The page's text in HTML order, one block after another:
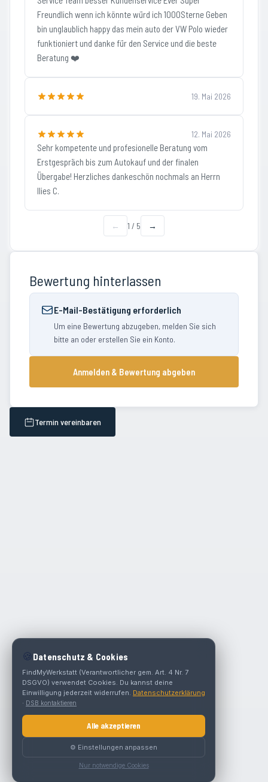
Freundlich wenn ich könnte würd ich 1000Sterne Geben
bin unglaublich happy das mein auto der VW Polo wieder
funktioniert und danke für den Service und die beste
Beratung ❤️
19. Mai 2026
12. Mai 2026
Sehr kompetente und profesionelle Beratung vom
Erstgespräch bis zum Autokauf und der finalen
Übergabe! Herzliches dankeschön nochmals an Herrn
Ilies C.
← 1 / 5 →
Bewertung hinterlassen
E-Mail-Bestätigung erforderlich
Um eine Bewertung abzugeben, melden Sie sich
bitte an oder erstellen Sie ein Konto.
Anmelden & Bewertung abgeben
Termin vereinbaren
🍪 Datenschutz & Cookies
FindMyWerkstatt (Verantwortlicher gem. Art. 4 Nr. 7
DSGVO) verwendet Cookies. Du kannst deine
Einwilligung jederzeit widerrufen. Datenschutzerklärung
· DSB kontaktieren
Alle akzeptieren
⚙️ Einstellungen anpassen
Nur notwendige Cookies